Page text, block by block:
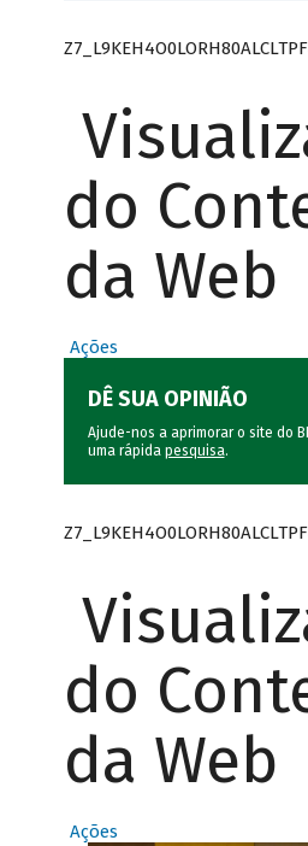
do
da Web
Ações
DÊ SUA OPINIÃO
Ajude-nos a aprimorar o site do
uma rápida pesquisa.
do
da Web
Ações